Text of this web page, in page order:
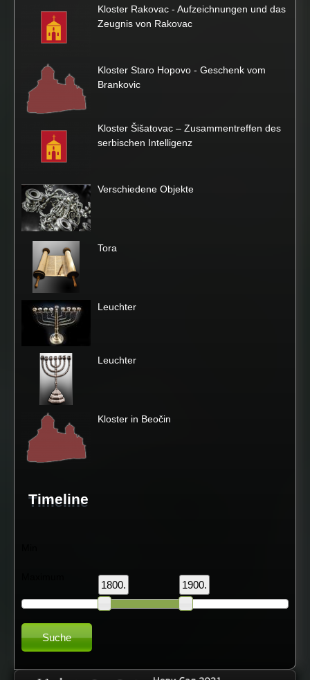
Kloster Rakovac - Aufzeichnungen und das
Zeugnis von Rakovac
Kloster Staro Hopovo - Geschenk vom
Brankovic
Kloster Šišatovac – Zusammentreffen des
serbischen Intelligenz
Verschiedene Objekte
Tora
Leuchter
Leuchter
Kloster in Beočin
Timeline
1800. 1900.